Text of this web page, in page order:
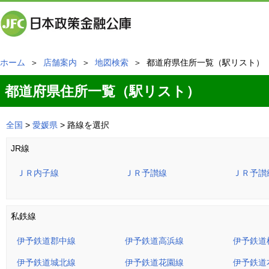
ホーム ＞ 店舗案内 ＞ 地図検索 ＞ 都道府県住所一覧（駅リスト）
都道府県住所一覧（駅リスト）
全国 > 愛媛県 > 路線を選択
JR線
ＪＲ内子線 ＪＲ予讃線 ＪＲ予
私鉄線
伊予鉄道郡中線 伊予鉄道高浜線 伊予鉄道
伊予鉄道城北線 伊予鉄道花園線 伊予鉄道